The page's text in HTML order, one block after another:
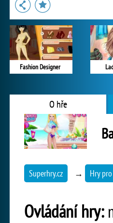
Fashion Designer
O hře
Superhry.cz → Hry
Ovládání hry: